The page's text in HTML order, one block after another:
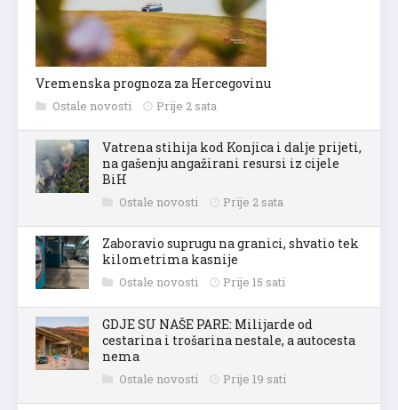
Vremenska prognoza za Hercegovinu
Ostale novosti Prije 2 sata
Vatrena stihija kod Konjica i dalje prijeti,
na gašenju angažirani resursi iz cijele
BiH
Ostale novosti Prije 2 sata
Zaboravio suprugu na granici, shvatio tek
kilometrima kasnije
Ostale novosti Prije 15 sati
GDJE SU NAŠE PARE: Milijarde od
cestarina i trošarina nestale, a autocesta
nema
Ostale novosti Prije 19 sati